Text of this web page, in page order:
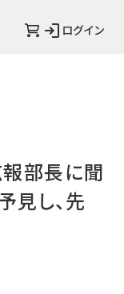
ログイン
報部長に聞
見し、先